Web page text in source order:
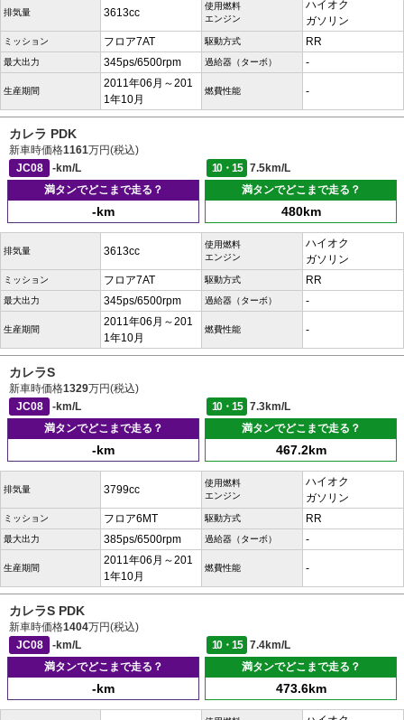
排気量 3613cc
使用燃料
エンジン
ハイオク
ガソリン
ミッション フロア7AT 駆動方式 RR
最大出力 345ps/6500rpm 過給器（ターボ） -
生産期間
2011年06月～201
1年10月
燃費性能 -
カレラ PDK
新車時価格1161万円(税込)
JC08
-km/L 10・15
7.5km/L
満タンでどこまで走る？
-km
満タンでどこまで走る？
480km
排気量 3613cc
使用燃料
エンジン
ハイオク
ガソリン
ミッション フロア7AT 駆動方式 RR
最大出力 345ps/6500rpm 過給器（ターボ） -
生産期間
2011年06月～201
1年10月
燃費性能 -
カレラS
新車時価格1329万円(税込)
JC08
-km/L 10・15
7.3km/L
満タンでどこまで走る？
-km
満タンでどこまで走る？
467.2km
排気量 3799cc
使用燃料
エンジン
ハイオク
ガソリン
ミッション フロア6MT 駆動方式 RR
最大出力 385ps/6500rpm 過給器（ターボ） -
生産期間
2011年06月～201
1年10月
燃費性能 -
カレラS PDK
新車時価格1404万円(税込)
JC08
-km/L 10・15
7.4km/L
満タンでどこまで走る？
-km
満タンでどこまで走る？
473.6km